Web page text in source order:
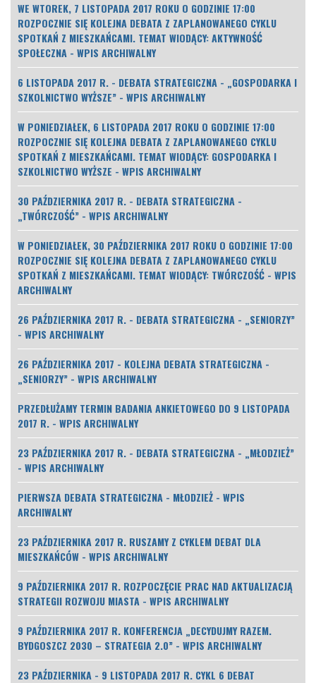
WE WTOREK, 7 LISTOPADA 2017 ROKU O GODZINIE 17:00
ROZPOCZNIE SIĘ KOLEJNA DEBATA Z ZAPLANOWANEGO CYKLU
SPOTKAŃ Z MIESZKAŃCAMI. TEMAT WIODĄCY: AKTYWNOŚĆ
SPOŁECZNA - WPIS ARCHIWALNY
6 LISTOPADA 2017 R. - DEBATA STRATEGICZNA - „GOSPODARKA I
SZKOLNICTWO WYŻSZE” - WPIS ARCHIWALNY
W PONIEDZIAŁEK, 6 LISTOPADA 2017 ROKU O GODZINIE 17:00
ROZPOCZNIE SIĘ KOLEJNA DEBATA Z ZAPLANOWANEGO CYKLU
SPOTKAŃ Z MIESZKAŃCAMI. TEMAT WIODĄCY: GOSPODARKA I
SZKOLNICTWO WYŻSZE - WPIS ARCHIWALNY
30 PAŹDZIERNIKA 2017 R. - DEBATA STRATEGICZNA -
„TWÓRCZOŚĆ” - WPIS ARCHIWALNY
W PONIEDZIAŁEK, 30 PAŹDZIERNIKA 2017 ROKU O GODZINIE 17:00
ROZPOCZNIE SIĘ KOLEJNA DEBATA Z ZAPLANOWANEGO CYKLU
SPOTKAŃ Z MIESZKAŃCAMI. TEMAT WIODĄCY: TWÓRCZOŚĆ - WPIS
ARCHIWALNY
26 PAŹDZIERNIKA 2017 R. - DEBATA STRATEGICZNA - „SENIORZY”
- WPIS ARCHIWALNY
26 PAŹDZIERNIKA 2017 - KOLEJNA DEBATA STRATEGICZNA -
„SENIORZY” - WPIS ARCHIWALNY
PRZEDŁUŻAMY TERMIN BADANIA ANKIETOWEGO DO 9 LISTOPADA
2017 R. - WPIS ARCHIWALNY
23 PAŹDZIERNIKA 2017 R. - DEBATA STRATEGICZNA - „MŁODZIEŻ”
- WPIS ARCHIWALNY
PIERWSZA DEBATA STRATEGICZNA - MŁODZIEŻ - WPIS
ARCHIWALNY
23 PAŹDZIERNIKA 2017 R. RUSZAMY Z CYKLEM DEBAT DLA
MIESZKAŃCÓW - WPIS ARCHIWALNY
9 PAŹDZIERNIKA 2017 R. ROZPOCZĘCIE PRAC NAD AKTUALIZACJĄ
STRATEGII ROZWOJU MIASTA - WPIS ARCHIWALNY
9 PAŹDZIERNIKA 2017 R. KONFERENCJA „DECYDUJMY RAZEM.
BYDGOSZCZ 2030 – STRATEGIA 2.0” - WPIS ARCHIWALNY
23 PAŹDZIERNIKA - 9 LISTOPADA 2017 R. CYKL 6 DEBAT